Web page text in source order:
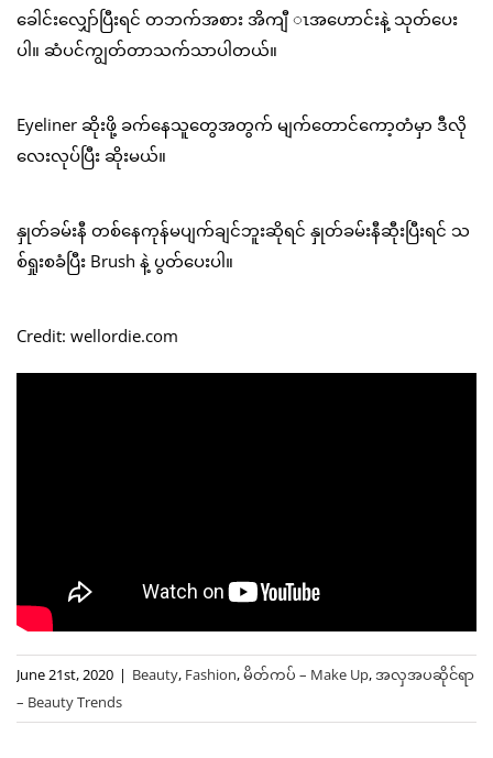
ခေါင်းလျှော်ပြီးရင် တဘက်အစား အိကျီ ၤအဟောင်းနဲ့ သုတ်ပေး
ပါ။ ဆံပင်ကျွတ်တာသက်သာပါတယ်။
Eyeliner ဆိုးဖို့ ခက်နေသူတွေအတွက် မျက်တောင်ကော့တံမှာ ဒီလို
လေးလုပ်ပြီး ဆိုးမယ်။
နှုတ်ခမ်းနီ တစ်နေကုန်မပျက်ချင်ဘူးဆိုရင် နှုတ်ခမ်းနီဆီုးပြီးရင် သ
စ်ရှုးစခံပြီး Brush နဲ့ ပွတ်ပေးပါ။
Credit: wellordie.com
June 21st, 2020 | Beauty, Fashion,မိတ်ကပ် – Make Up,အလှအပဆိုင်ရာ
– Beauty Trends